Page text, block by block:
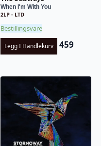
When I'm With You
2LP - LTD
Bestillingsvare
Legg I Handlekurv 459